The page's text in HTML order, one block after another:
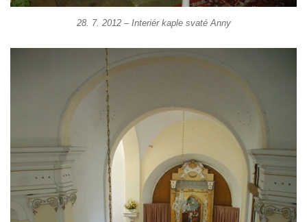
Svitavě
Výklenková kaple Piety ve Svojkově
Kostel Nejsvětější Trojice ve Velenicích
Kostel svatého Vavřince v Okounově
Kostel svatých Petra a Pavla v Semilech
Kostel Nanebevzetí Panny Marie (St. Mariä
Himmelfahrt) v Schirgiswalde
Kostel svaté Máří Magdaleny u hradu
Krasíkov
Kaple Olivetské hory pod věží kostela
svatého Michaela Archanděla v Bochově
28. 7. 2012 – Interiér kaple svaté Anny